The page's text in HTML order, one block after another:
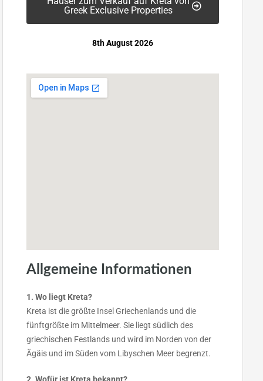
Greek Exclusive Properties
8th August 2026
Allgemeine Informationen
1. Wo liegt Kreta?
Kreta ist die größte Insel Griechenlands und die
fünftgrößte im Mittelmeer. Sie liegt südlich des
griechischen Festlands und wird im Norden von der
Ägäis und im Süden vom Libyschen Meer begrenzt.